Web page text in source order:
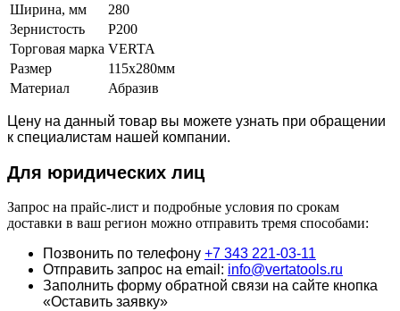
Ширина, мм
280
Зернистость
Р200
Торговая марка VERTA
Размер
115х280мм
Материал
Абразив
Цену на данный товар вы можете узнать при обращении
к специалистам нашей компании.
Для юридических лиц
Запрос на прайс-лист и подробные условия по срокам
доставки в ваш регион можно отправить тремя способами:
Позвонить по телефону +7 343 221-03-11
Отправить запрос на email: info@vertatools.ru
Заполнить форму обратной связи на сайте кнопка
«Оставить заявку»